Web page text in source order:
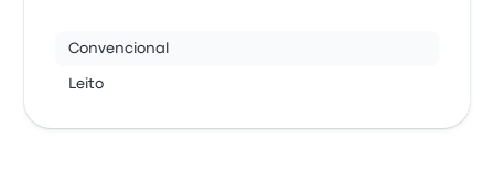
Convencional
Leito